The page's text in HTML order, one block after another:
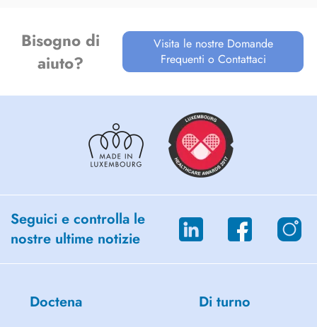
Bisogno di
aiuto?
Visita le nostre Domande
Frequenti o Contattaci
Seguici e controlla le
nostre ultime notizie
Doctena Di turno